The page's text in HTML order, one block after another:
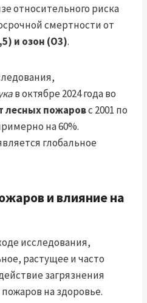
относительного риска
смертности от
и озон (O3).
в октябре 2024 года во
лесных пожаровс 2001 по
на 60%.
глобальное
и влияние на
исследования,
растущее и часто
загрязнения
на здоровье.